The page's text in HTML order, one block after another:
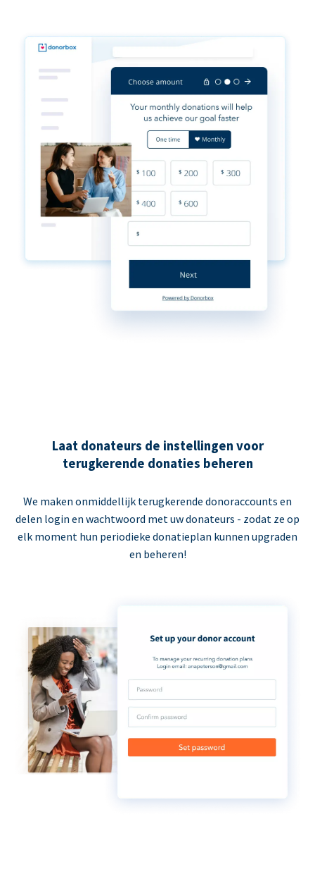
Laat donateurs de instellingen voor
terugkerende donaties beheren
We maken onmiddellijk terugkerende donoraccounts en
delen login en wachtwoord met uw donateurs - zodat ze op
elk moment hun periodieke donatieplan kunnen upgraden
en beheren!